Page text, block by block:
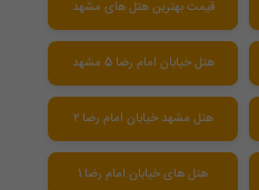
قیمت بهترین هتل های مشهد
هتل خیابان امام رضا 5 مشهد
هتل مشهد خیابان امام رضا ۲
هتل های خیابان امام رضا 1